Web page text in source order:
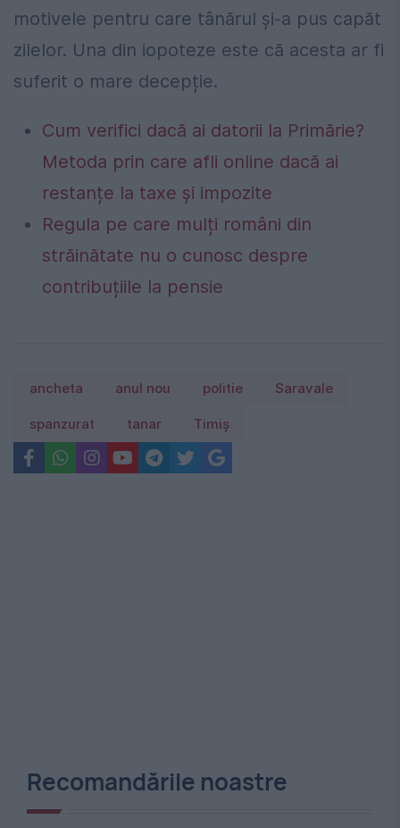
motivele pentru care tânărul și-a pus capăt
zilelor. Una din iopoteze este că acesta ar fi
suferit o mare decepție.
Cum verifici dacă ai datorii la Primărie?
Metoda prin care afli online dacă ai
restanțe la taxe și impozite
Regula pe care mulți români din
străinătate nu o cunosc despre
contribuțiile la pensie
ancheta anul nou politie Saravale
spanzurat tanar Timiş
Recomandările noastre